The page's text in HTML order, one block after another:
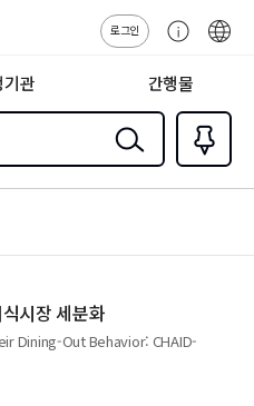
로그인
센
기관 간행물
검색
즐겨찾
기0
시장 세분화
Dining-Out Behavior: CHAID-